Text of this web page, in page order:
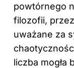
powtórnego
filozofii,
uważane za
liczba mogła